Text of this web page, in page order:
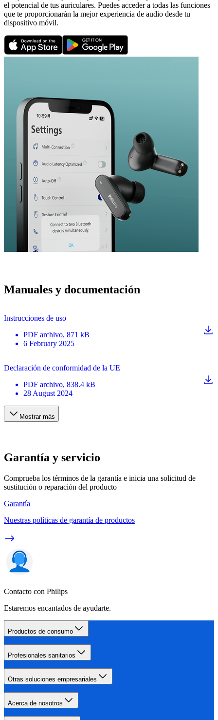
el potencial de tus auriculares. Puedes acceder a todas las funciones
que te proporcionarán la mejor experiencia de audio desde tu
dispositivo móvil.
Manuales y documentación
Instrucciones de uso
PDF archivo, 871 kB
6 February 2025
Declaración de conformidad de la UE
PDF archivo, 838.4 kB
28 August 2024
Mostrar más
Garantía y servicio
Comprueba los términos de la garantía e inicia una solicitud de
sustitución o reparación del producto
Garantía
Nuestras políticas de garantía de productos
Contacto con Philips
Estaremos encantados de ayudarte.
Productos de consumo
Profesionales sanitarios
Otras soluciones empresariales
Acerca de nosotros